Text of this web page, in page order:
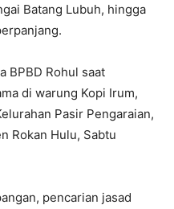
Batang Lubuh, hingga
BPBD Rohul saat
di warung Kopi Irum,
Pasir Pengaraian,
Rokan Hulu, Sabtu
pencarian jasad